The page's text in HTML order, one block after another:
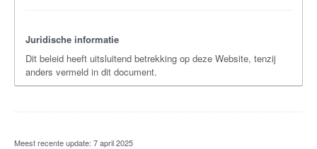
Juridische informatie
Dit beleid heeft uitsluitend betrekking op deze Website, tenzij
anders vermeld in dit document.
Meest recente update: 7 april 2025